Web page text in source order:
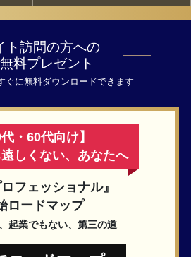
ト訪問の方への
料プレゼント
ぐに無料ダウンロードできます
代・60代向け】
しくない、あなたへ
ロフェッショナル』
ロードマップ
起業でもない、第三の道